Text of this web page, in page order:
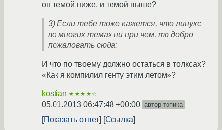
он темой ниже, и темой выше?
3) Если тебе тоже кажется, что линукс
во многих темах ни при чем, то добро
пожаловать сюда:
И что по твоему должно остаться в толксах?
«Как я компилил генту этим летом»?
kostian ★★★★☆
05.01.2013 06:47:48 +00:00 автор топика
Показать ответ Ссылка